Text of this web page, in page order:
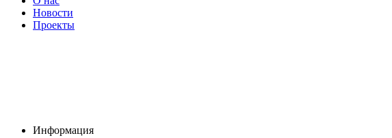
Новости
Проекты
Информация